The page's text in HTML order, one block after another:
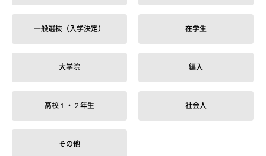
一般選抜（入学決定） 在学生
大学院 編入
高校１・２年生 社会人
その他